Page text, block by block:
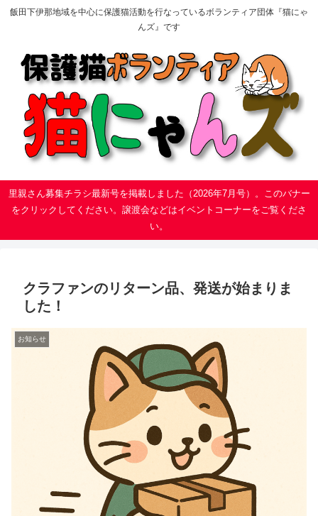
飯田下伊那地域を中心に保護猫活動を行なっているボランティア団体『猫にゃ
んズ』です
里親さん募集チラシ最新号を掲載しました（2026年7月号）。このバナー
をクリックしてください。譲渡会などはイベントコーナーをご覧くださ
い。
クラファンのリターン品、発送が始まりま
した！
お知らせ